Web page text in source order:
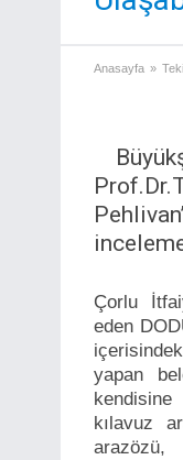
Anasayfa »
Çorlu
eden
yapan
kılavuz